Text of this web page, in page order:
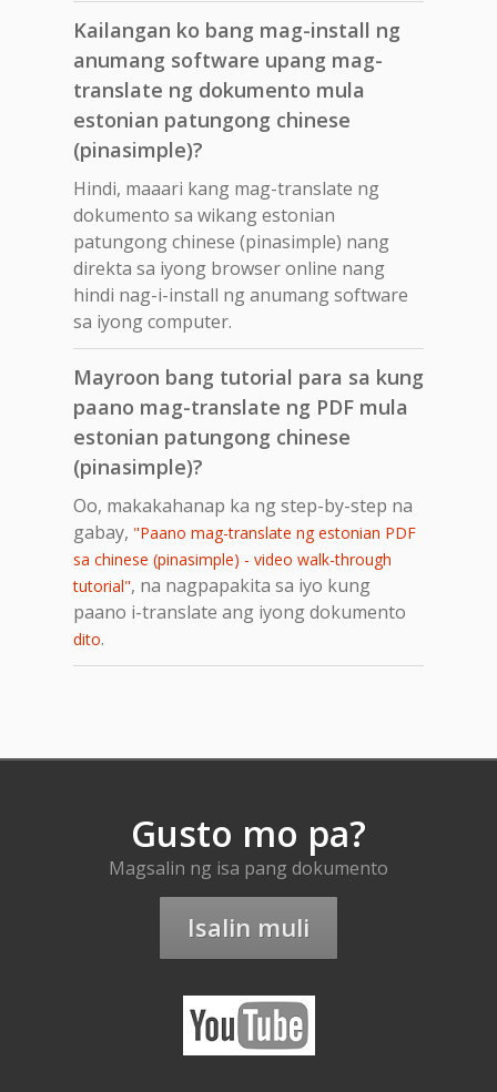
Kailangan ko bang mag-install ng
anumang software upang mag-
translate ng dokumento mula
estonian patungong chinese
(pinasimple)?
Hindi, maaari kang mag-translate ng
dokumento sa wikang estonian
patungong chinese (pinasimple) nang
direkta sa iyong browser online nang
hindi nag-i-install ng anumang software
sa iyong computer.
Mayroon bang tutorial para sa kung
paano mag-translate ng PDF mula
estonian patungong chinese
(pinasimple)?
Oo, makakahanap ka ng step-by-step na
gabay, "Paano mag-translate ng estonian PDF
sa chinese (pinasimple) - video walk-through
tutorial", na nagpapakita sa iyo kung
paano i-translate ang iyong dokumento
dito.
Gusto mo pa?
Magsalin ng isa pang dokumento
Isalin muli